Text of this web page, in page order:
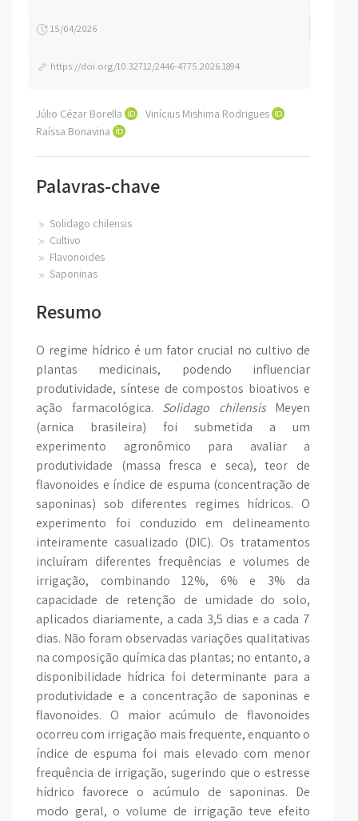
15/04/2026
https://doi.org/10.32712/2446-4775.2026.1894
Júlio Cézar Borella
Vinícius Mishima Rodrigues
Raíssa Bonavina
Palavras-chave
Solidago chilensis
Cultivo
Flavonoides
Saponinas
Resumo
O regime hídrico é um fator crucial no cultivo de
plantas medicinais, podendo influenciar
produtividade, síntese de compostos bioativos e
ação farmacológica. Solidago chilensisMeyen
(arnica brasileira) foi submetida a um
experimento agronômico para avaliar a
produtividade (massa fresca e seca), teor de
flavonoides e índice de espuma (concentração de
saponinas) sob diferentes regimes hídricos. O
experimento foi conduzido em delineamento
inteiramente casualizado (DIC). Os tratamentos
incluíram diferentes frequências e volumes de
irrigação, combinando 12%, 6% e 3% da
capacidade de retenção de umidade do solo,
aplicados diariamente, a cada 3,5 dias e a cada 7
dias. Não foram observadas variações qualitativas
na composição química das plantas; no entanto, a
disponibilidade hídrica foi determinante para a
produtividade e a concentração de saponinas e
flavonoides. O maior acúmulo de flavonoides
ocorreu com irrigação mais frequente, enquanto o
índice de espuma foi mais elevado com menor
frequência de irrigação, sugerindo que o estresse
hídrico favorece o acúmulo de saponinas. De
modo geral, o volume de irrigação teve efeito